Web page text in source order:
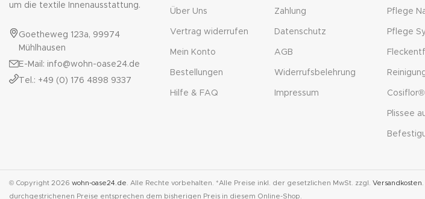
um die textile Innenausstattung.
Goetheweg 123a, 99974
Mühlhausen
E-Mail: info@wohn-oase24.de
Tel.: +49 (0) 176 4898 9337
Über Uns
Vertrag widerrufen
Mein Konto
Bestellungen
Hilfe & FAQ
Zahlung
Datenschutz
AGB
Widerrufsbelehrung
Impressum
Pflege
Pflege
Plissee
© Copyright 2026 wohn-oase24.de . Alle Rechte vorbehalten. *Alle Preise inkl. der gesetzlichen MwSt. zzgl. Versandkosten
durchgestrichenen Preise entsprechen dem bisherigen Preis in diesem Online-Shop.